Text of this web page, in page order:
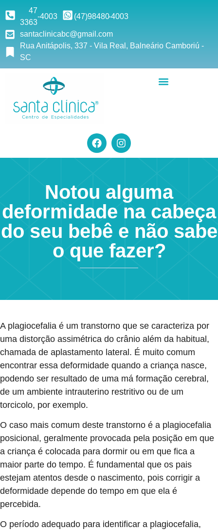
47
3363
-4003 (47)98480-4003
santaclinicabc@gmail.com
Rua Anitápolis, 337 - Vila Real, Balneário Camboriú -
SC
Notou alguma
deformidade na cabeça
do seu bebê e não sabe
o que fazer?
A plagiocefalia é um transtorno que se caracteriza por
uma distorção assimétrica do crânio além da habitual,
chamada de aplastamento lateral. É muito comum
encontrar essa deformidade quando a criança nasce,
podendo ser resultado de uma má formação cerebral,
de um ambiente intrauterino restritivo ou de um
torcicolo, por exemplo.
O caso mais comum deste transtorno é a plagiocefalia
posicional, geralmente provocada pela posição em que
a criança é colocada para dormir ou em que fica a
maior parte do tempo. É fundamental que os pais
estejam atentos desde o nascimento, pois corrigir a
deformidade depende do tempo em que ela é
percebida.
O período adequado para identificar a plagiocefalia,